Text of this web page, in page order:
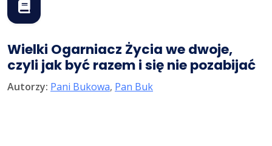
Wielki Ogarniacz Życia we dwoje,
czyli jak być razem i się nie pozabijać
Autorzy: Pani Bukowa, Pan Buk